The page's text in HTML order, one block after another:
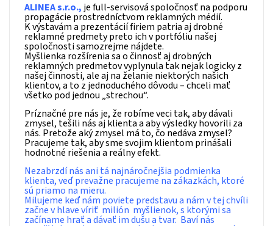
ALINEA s.r.o., je full-servisová spoločnosť na podporu
propagácie prostredníctvom reklamných médií.
K výstavám a prezentácií firiem patria aj drobné
reklamné predmety preto ich v portfóliu našej
spoločnosti samozrejme nájdete.
Myšlienka rozšírenia sa o činnosť aj drobných
reklamných predmetov vyplynula tak nejak logicky z
našej činnosti, ale aj na želanie niektorých našich
klientov, a to z jednoduchého dôvodu – chceli mať
všetko pod jednou „strechou“.
Príznačné pre nás je, že robíme veci tak, aby dávali
zmysel, tešili nás aj klienta a aby výsledky hovorili za
nás. Pretože aký zmysel má to, čo nedáva zmysel?
Pracujeme tak, aby sme svojim klientom prinášali
hodnotné riešenia a reálny efekt.
Nezabrzdí nás ani tá najnáročnejšia podmienka
klienta, veď prevažne pracujeme na zákazkách, ktoré
sú priamo na mieru.
Milujeme keď nám poviete predstavu a nám v tej chvíli
začne v hlave víriť milión myšlienok, s ktorými sa
začíname hrať a dávať im dušu a tvar. Baví nás